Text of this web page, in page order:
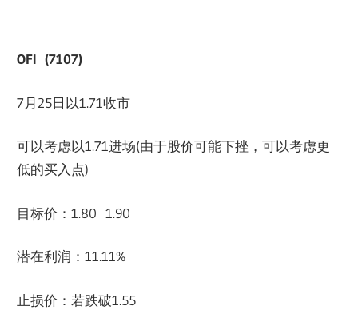
OFI (7107)
7月25日以1.71收市
可以考虑以1.71进场(由于股价可能下挫，可以考虑更
低的买入点)
目标价：1.80 1.90
潜在利润：11.11%
止损价：若跌破1.55